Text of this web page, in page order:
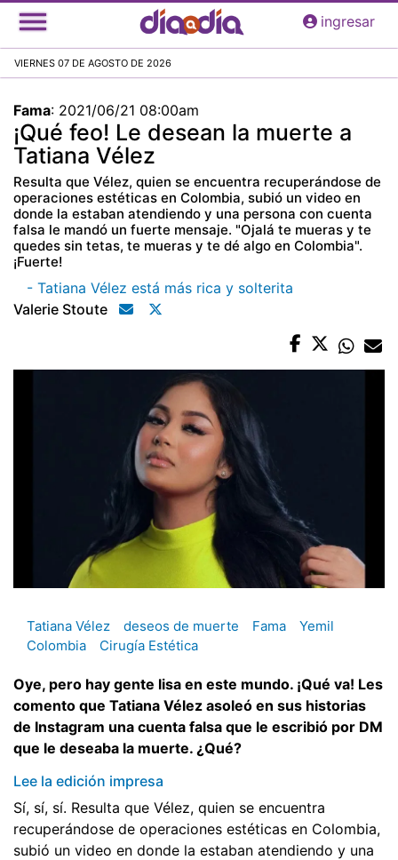
Pasar
al
principal
ingresar
VIERNES 07 DE AGOSTO DE 2026
Fama: 2021/06/21 08:00am
¡Qué feo! Le desean la muerte a
Tatiana Vélez
Resulta que Vélez, quien se encuentra recuperándose de
operaciones estéticas en Colombia, subió un video en
donde la estaban atendiendo y una persona con cuenta
falsa le mandó un fuerte mensaje. "Ojalá te mueras y te
quedes sin tetas, te mueras y te dé algo en Colombia".
¡Fuerte!
- Tatiana Vélez está más rica y solterita
Valerie Stoute
Tatiana Vélez deseos de muerte Fama
Yemil
Colombia
Cirugía Estética
Oye, pero hay gente lisa en este mundo. ¡Qué va! Les
comento que Tatiana Vélez asoleó en sus historias
de Instagram una cuenta falsa que le escribió por DM
que le deseaba la muerte. ¿Qué?
Lee la edición impresa
Sí, sí, sí. Resulta que Vélez, quien se encuentra
recuperándose de operaciones estéticas en Colombia,
subió un video en donde la estaban atendiendo y una